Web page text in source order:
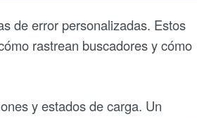
de error personalizadas. Estos
rastrean buscadores y cómo
y estados de carga. Un